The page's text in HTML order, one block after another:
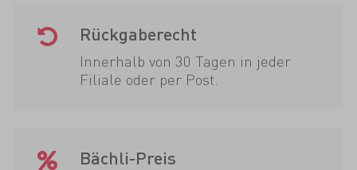
Rückgaberecht
Innerhalb von 30 Tagen in jeder
Filiale oder per Post.
Bächli-Preis